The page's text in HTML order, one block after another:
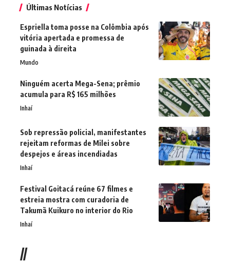
Últimas Notícias
Espriella toma posse na Colômbia após
vitória apertada e promessa de
guinada à direita
Mundo
Ninguém acerta Mega-Sena; prêmio
acumula para R$ 165 milhões
Inhaí
Sob repressão policial, manifestantes
rejeitam reformas de Milei sobre
despejos e áreas incendiadas
Inhaí
Festival Goitacá reúne 67 filmes e
estreia mostra com curadoria de
Takumã Kuikuro no interior do Rio
Inhaí
//